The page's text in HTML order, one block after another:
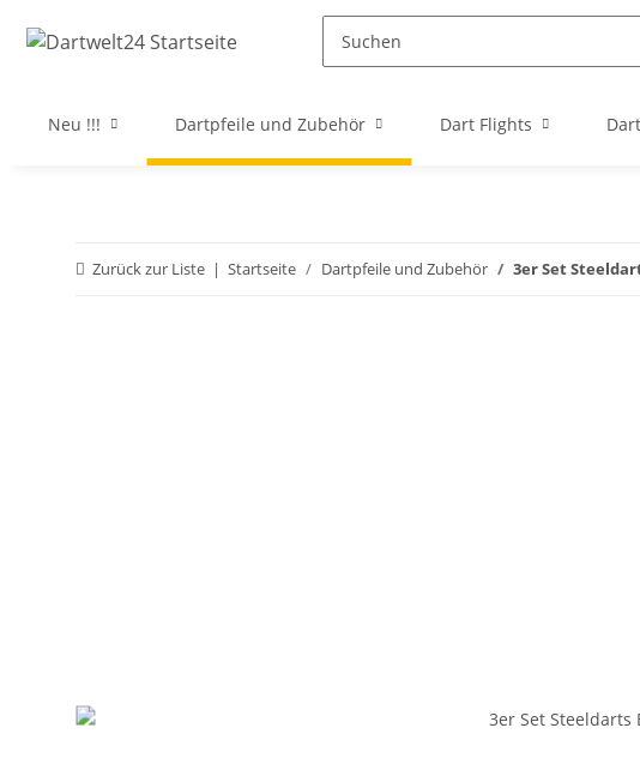
Neu !!! Dartpfeile und Zubehör Dart Flights
Zurück zur Liste Startseite Dartpfeile und Zubehör 3er Set